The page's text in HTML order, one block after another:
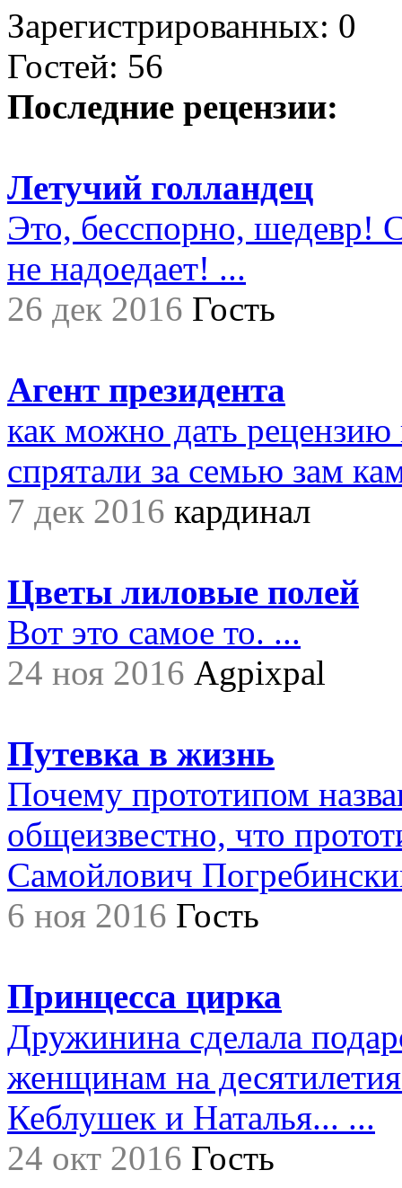
Зарегистрированных: 0
Гостей: 56
Последние рецензии:
Летучий голландец
Это, бесспорно, шедевр!
не надоедает! ...
26 дек 2016 Гость
Агент президента
как можно дать
спрятали за семью зам
7 дек 2016 кардинал
Цветы лиловые полей
Вот это самое то. ...
24 ноя 2016 Agpixpal
Путевка в жизнь
Почему прототипом
общеизвестно, что
Самойлович
6 ноя 2016 Гость
Принцесса цирка
Дружинина сделала
женщинам на
Кеблушек и Наталья... ...
24 окт 2016 Гость